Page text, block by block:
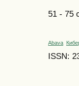
51 - 75
Abava
ISSN: